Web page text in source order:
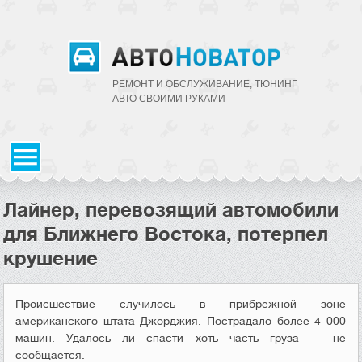
РЕМОНТ И ОБСЛУЖИВАНИЕ, ТЮНИНГ
АВТО CВОИМИ РУКАМИ
Лайнер, перевозящий автомобили
для Ближнего Востока, потерпел
крушение
Происшествие случилось в прибрежной зоне
американского штата Джорджия. Пострадало более 4 000
машин. Удалось ли спасти хоть часть груза — не
сообщается.